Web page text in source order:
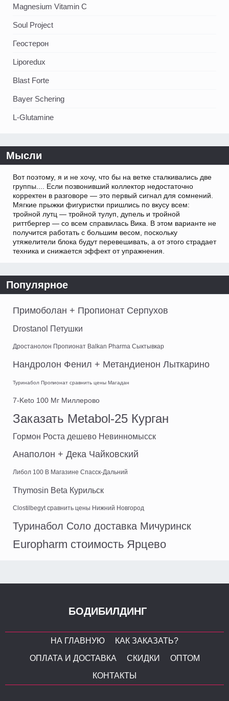
Magnesium Vitamin C
Soul Project
Геостерон
Liporedux
Blast Forte
Bayer Schering
L-Glutamine
Мысли
Вот поэтому, я и не хочу, что бы на ветке сталкивались две
группы.... Если позвонивший коллектор недостаточно
корректен в разговоре — это первый сигнал для сомнений.
Мягкие прыжки фигуристки пришлись по вкусу всем:
тройной лутц — тройной тулуп, дупель и тройной
риттбергер — со всем справилась Вика. В этом варианте не
получится работать с большим весом, поскольку
утяжелители блока будут перевешивать, а от этого страдает
техника и снижается эффект от упражнения.
Популярное
Примоболан + Пропионат Серпухов
Drostanol Петушки
Дростанолон Пропионат Balkan Pharma Сыктывкар
Нандролон Фенил + Метандиенон Лыткарино
Туринабол Пропионат сравнить цены Магадан
7-Keto 100 Мг Миллерово
Заказать Metabol-25 Курган
Гормон Роста дешево Невинномысск
Анаполон + Дека Чайковский
Либол 100 В Магазине Спасск-Дальний
Thymosin Beta Курильск
Clostilbegyt сравнить цены Нижний Новгород
Туринабол Соло доставка Мичуринск
Europharm стоимость Ярцево
БОДИБИЛДИНГ
НА ГЛАВНУЮ
КАК ЗАКАЗАТЬ?
ОПЛАТА И ДОСТАВКА
СКИДКИ
ОПТОМ
КОНТАКТЫ